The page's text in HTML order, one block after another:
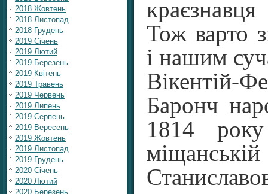
2018 Жовтень
2018 Листопад
2018 Грудень
2019 Січень
2019 Лютий
2019 Березень
2019 Квітень
2019 Травень
2019 Червень
2019 Липень
2019 Серпень
2019 Вересень
2019 Жовтень
2019 Листопад
2019 Грудень
2020 Січень
2020 Лютий
2020 Березень
Тож варто
і нашим
Вікентій-
Баронч
1814